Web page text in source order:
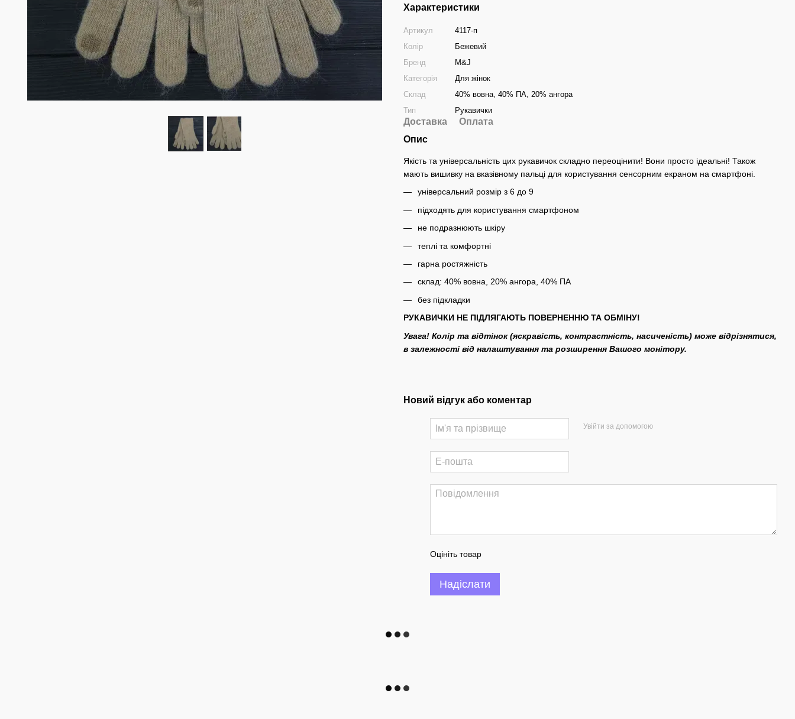
Характеристики
Артикул
4117-п
Колір
Бежевий
Бренд
M&J
Категорія
Для жінок
Склад
40% вовна, 40% ПА, 20% ангора
Тип
Рукавички
Доставка
Оплата
Опис
Якість та універсальність цих рукавичок складно переоцінити! Вони просто ідеальні! Також
мають вишивку на вказівному пальці для користування сенсорним екраном на смартфоні.
універсальний розмір з 6 до 9
підходять для користування смартфоном
не подразнюють шкіру
теплі та комфортні
гарна ростяжність
склад: 40% вовна, 20% ангора, 40% ПА
без підкладки
РУКАВИЧКИ НЕ ПІДЛЯГАЮТЬ ПОВЕРНЕННЮ ТА ОБМІНУ!
Увага! Колір та відтінок (яскравість, контрастність, насиченість) може відрізнятися,
в залежності від налаштування та розширення Вашого монітору.
Новий відгук або коментар
Увійти за допомогою
Оцініть товар
Надіслати